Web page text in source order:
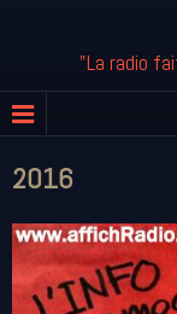
"La radio
2016